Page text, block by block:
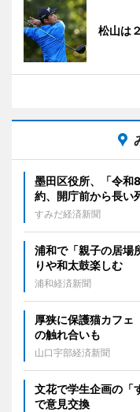
松山は
墨田区役所、「令
約、開庁前から長い
すみだ経済新聞
浦和で「親子の居
りや和太鼓楽しむ
浦和経済新聞
厚狭に保護猫カフ
の触れ合いも
山口宇部経済新聞
文花で学生企画の
で意見交換